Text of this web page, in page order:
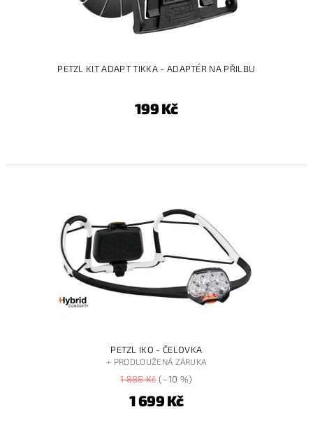
PETZL KIT ADAPT TIKKA - ADAPTÉR NA PŘILBU
199 Kč
PETZL IKO - ČELOVKA
+ PRODLOUŽENÁ ZÁRUKA
1 888 Kč(–10 %)
1 699 Kč